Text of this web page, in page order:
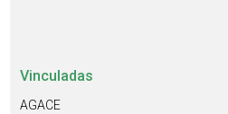
Vinculadas
AGACE